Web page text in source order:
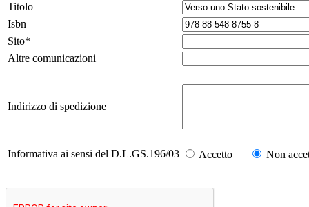
Titolo
Isbn
Sito*
Altre comunicazioni
Indirizzo di spedizione
Informativa ai sensi del D.L.GS.196/03 Accetto Non